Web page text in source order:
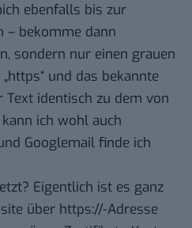
ebenfalls bis zur
– bekomme dann
sondern nur einen grauen
und das bekannte
Text identisch zu dem von
ich wohl auch
Googlemail finde ich
Eigentlich ist es ganz
über https://-Adresse